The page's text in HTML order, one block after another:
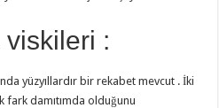
:
yüzyıllardır bir rekabet mevcut . İki
fark damıtımda olduğunu